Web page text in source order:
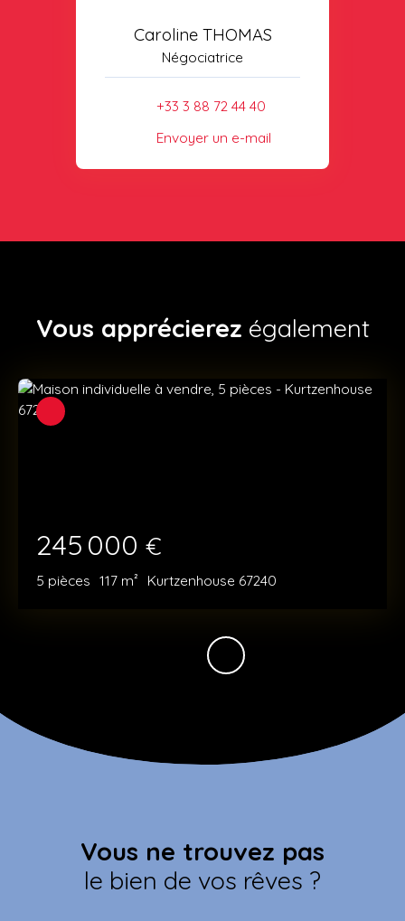
Caroline THOMAS
Négociatrice
+33 3 88 72 44 40
Envoyer un e-mail
Vous apprécierez également
245 000 €
5 pièces 117 m² Kurtzenhouse 67240
Vous ne trouvez pas
le bien de vos rêves ?